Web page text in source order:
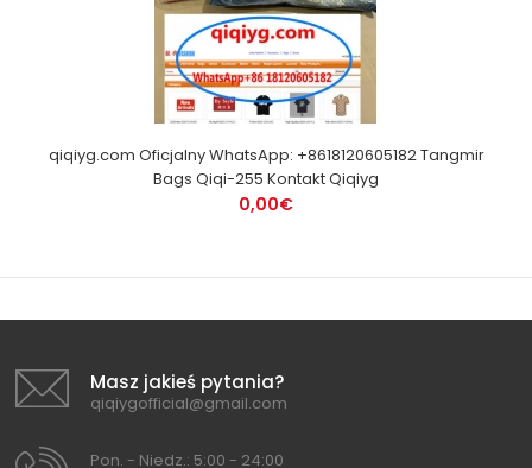
qiqiyg.com Oficjalny WhatsApp: +8618120605182 Tangmir
Bags Qiqi-255 Kontakt Qiqiyg
0,00€
Masz jakieś pytania?
qiqiygofficial@gmail.com
Pon. - Niedz.: 5:00 - 24:00